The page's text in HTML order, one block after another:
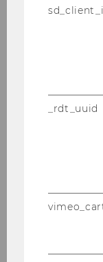
_rdt_uuid